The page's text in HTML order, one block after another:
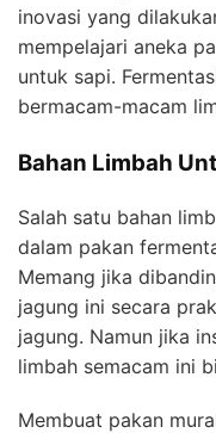
inovasi yang
mempelajari aneka
untuk sapi.
bermacam-macam
Bahan Limbah
Salah satu bahan
dalam pakan
Memang jika
jagung ini secara
jagung. Namun jika
limbah semacam ini
Membuat pakan